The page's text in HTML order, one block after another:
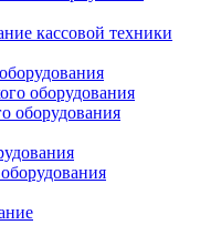
кассовой техники
оборудования
оборудования